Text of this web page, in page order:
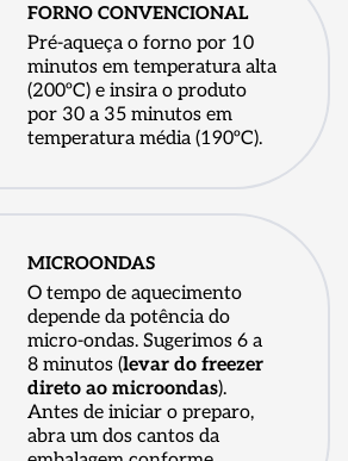
FORNO CONVENCIONAL
Pré-aqueça o forno por 10
minutos em temperatura alta
(200ºC) e insira o produto
por 30 a 35 minutos em
temperatura média (190ºC).
MICROONDAS
O tempo de aquecimento
depende da potência do
micro-ondas. Sugerimos 6 a
8 minutos (levar do freezer
direto ao microondas).
Antes de iniciar o preparo,
abra um dos cantos da